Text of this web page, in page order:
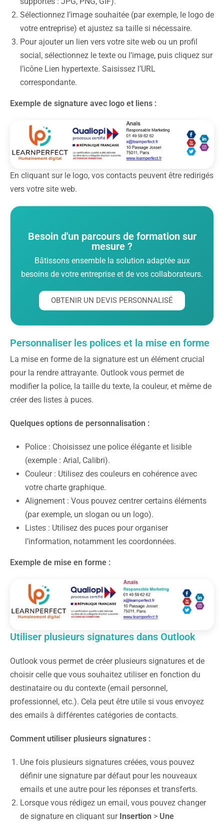
Sélectionnez l’image souhaitée (par exemple, le logo de
votre entreprise) et ajustez sa taille si nécessaire.
Pour ajouter un lien vers votre site web ou un profil
social, sélectionnez le texte ou l’image, puis cliquez sur
l’icône Lien hypertexte. Saisissez l’URL
correspondante.
Exemple de signature avec logo et liens :
En cliquant sur le logo, vos contacts peuvent être redirigés
vers votre site web.
Besoin d'un parcours de formation sur
mesure ?
Bâtissons ensemble la solution adaptée aux
besoins de votre entreprise et de vos collaborateurs.
OBTENIR UN DEVIS PERSONNALISÉ
Personnaliser les polices et la mise en forme
La mise en forme de la signature est un élément crucial
pour la rendre attrayante. Outlook vous permet de
modifier la police, la taille du texte, la couleur, et même de
créer des listes à puces.
Quelques options de personnalisation :
Police : Choisissez une police élégante et lisible
(exemple : Arial, Calibri).
Couleur : Utilisez des couleurs en cohérence avec
votre charte graphique.
Alignement : Vous pouvez centrer certains éléments
(par exemple, un slogan ou un logo).
Listes : Utilisez des puces pour organiser
l’information, notamment les coordonnées.
Exemple de mise en forme :
Utiliser plusieurs signatures dans Outlook
Outlook vous permet de créer plusieurs signatures et de
choisir celle que vous souhaitez utiliser en fonction du
destinataire ou du contexte (email personnel,
professionnel, etc.). Cela peut être utile si vous envoyez
des emails à différentes catégories de contacts.
Comment utiliser plusieurs signatures :
Une fois plusieurs signatures créées, vous pouvez
définir une signature par défaut pour les nouveaux
emails et une autre pour les réponses et transferts.
Lorsque vous rédigez un email, vous pouvez changer
de signature en cliquant sur Insertion > Une